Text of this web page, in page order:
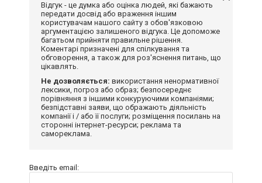
Відгук - це думка або оцінка людей, які бажають
передати досвід або враження іншим
користувачам нашого сайту з обов'язковою
аргументацією залишеного відгука. Це допоможе
багатьом прийняти правильне рішення.
Коментарі призначені для спілкування та
обговорення, а також для роз'яснення питань, що
цікавлять.
Не дозволяється: використання ненормативної
лексики, погроз або образ; безпосереднє
порівняння з іншими конкуруючими компаніями;
безпідставні заяви, що ображають діяльність
компанії і / або її послуги; розміщення посилань на
сторонні інтернет-ресурси; реклама та
самореклама.
Введіть email: